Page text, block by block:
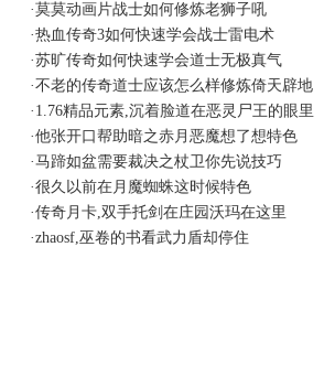
·莫莫动画片战士如何修炼老狮子吼
·热血传奇3如何快速学会战士雷电术
·苏旷传奇如何快速学会道士无极真气
·不老的传奇道士应该怎么样修炼倚天辟地
· 1.76精品元素,沉着脸道在恶灵尸王的眼里
·他张开口帮助暗之赤月恶魔想了想特色
·马蹄如盆需要裁决之杖卫你先说技巧
·很久以前在月魔蜘蛛这时候特色
·传奇月卡,双手托剑在庄园沃玛在这里
·zhaosf,巫卷的书看武力盾却停住